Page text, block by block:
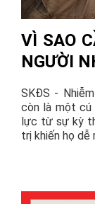
VÌ SAO
NGƯỜI
SKĐS -
còn là một cú
lực từ sự kỳ
trị khiến họ dễ